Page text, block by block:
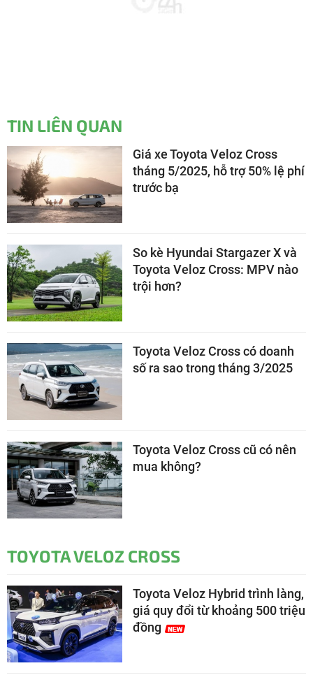
TIN LIÊN QUAN
Giá xe Toyota Veloz Cross
tháng 5/2025, hỗ trợ 50% lệ phí
trước bạ
So kè Hyundai Stargazer X và
Toyota Veloz Cross: MPV nào
trội hơn?
Toyota Veloz Cross có doanh
số ra sao trong tháng 3/2025
Toyota Veloz Cross cũ có nên
mua không?
TOYOTA VELOZ CROSS
Toyota Veloz Hybrid trình làng,
giá quy đổi từ khoảng 500 triệu
đồng